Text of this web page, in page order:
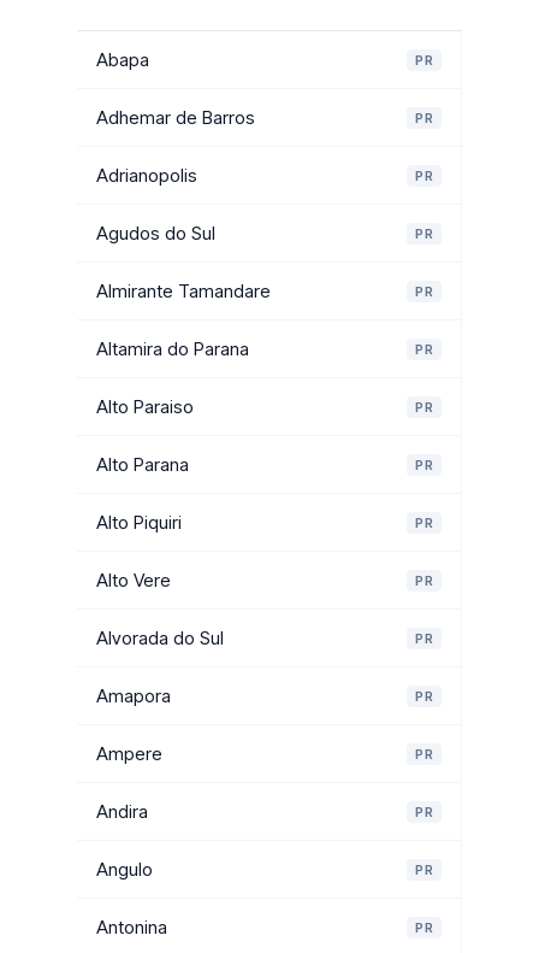
Abapa PR
Adhemar de Barros PR
Adrianopolis PR
Agudos do Sul PR
Almirante Tamandare PR
Altamira do Parana PR
Alto Paraiso PR
Alto Parana PR
Alto Piquiri PR
Alto Vere PR
Alvorada do Sul PR
Amapora PR
Ampere PR
Andira PR
Angulo PR
Antonina PR